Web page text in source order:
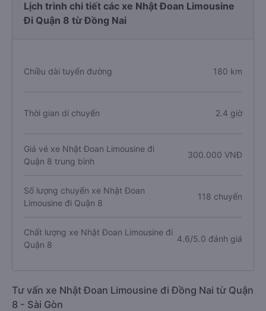
Lịch trình chi tiết các xe Nhật Đoan Limousine
Đi Quận 8 từ Đồng Nai
Chiều dài tuyến đường 180 km
Thời gian di chuyển 2.4 giờ
Giá vé xe Nhật Đoan Limousine đi
Quận 8 trung bình
300.000 VNĐ
Số lượng chuyến xe Nhật Đoan
Limousine đi Quận 8
118 chuyến
Chất lượng xe Nhật Đoan Limousine đi
Quận 8
4.6/5.0 đánh giá
Tư vấn xe Nhật Đoan Limousine đi Đồng Nai từ Quận
8 - Sài Gòn